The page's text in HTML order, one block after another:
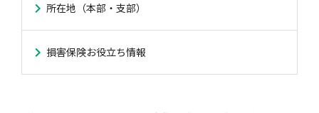
所在地（本部・支部）
損害保険お役立ち情報